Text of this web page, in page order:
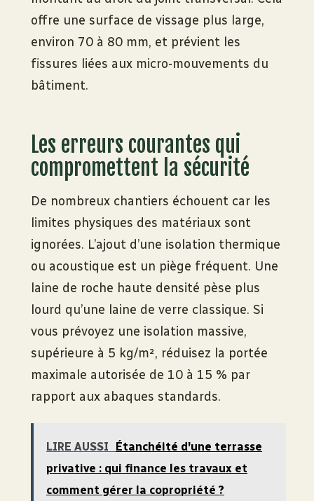
offre une surface de vissage plus large,
environ 70 à 80 mm, et prévient les
fissures liées aux micro-mouvements du
bâtiment.
Les erreurs courantes qui
compromettent la sécurité
De nombreux chantiers échouent car les
limites physiques des matériaux sont
ignorées. L’ajout d’une isolation thermique
ou acoustique est un piège fréquent. Une
laine de roche haute densité pèse plus
lourd qu’une laine de verre classique. Si
vous prévoyez une isolation massive,
supérieure à 5 kg/m², réduisez la portée
maximale autorisée de 10 à 15 % par
rapport aux abaques standards.
LIRE AUSSI
Étanchéité d'une terrasse
privative : qui finance les travaux et
comment gérer la copropriété ?